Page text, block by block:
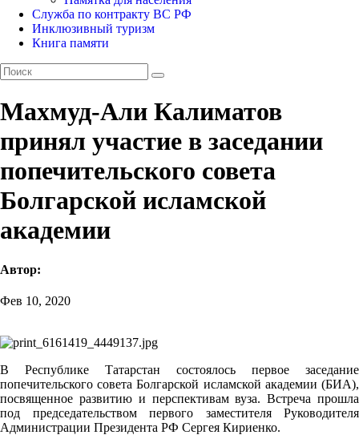
Служба по контракту ВС РФ
Инклюзивный туризм
Книга памяти
Махмуд-Али Калиматов
принял участие в заседании
попечительского совета
Болгарской исламской
академии
Автор:
Фев 10, 2020
В Республике Татарстан состоялось первое заседание
попечительского совета Болгарской исламской академии (БИА),
посвященное развитию и перспективам вуза. Встреча прошла
под председательством первого заместителя Руководителя
Администрации Президента РФ Сергея Кириенко.